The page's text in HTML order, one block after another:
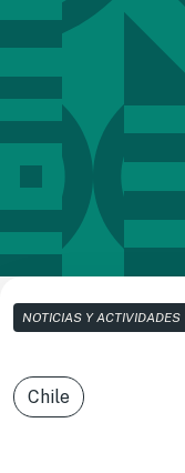
NOTICIAS Y ACTIVIDADES
Chile